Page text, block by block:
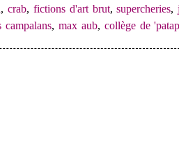
,crab, fictions d'art brut,supercheries,
campalans,max aub, collège de